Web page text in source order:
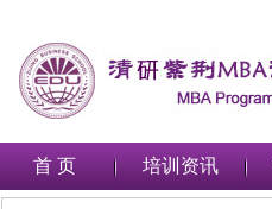
首 页 培训资讯